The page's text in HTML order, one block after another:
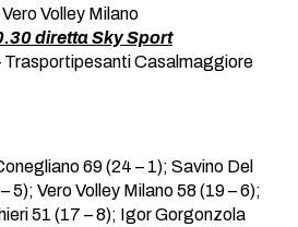
Volley Milano
diretta Sky Sport
Trasportipesanti Casalmaggiore
69 (24 – 1); Savino Del
5); Vero Volley Milano 58 (19 – 6);
51 (17 – 8); Igor Gorgonzola